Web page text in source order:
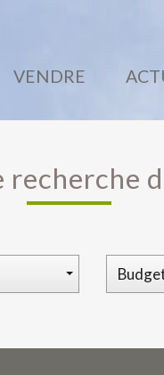
VENDRE
recherche